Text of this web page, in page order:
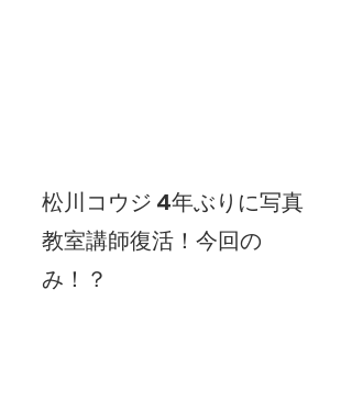
松川コウジ 4年ぶりに写真
教室講師復活！今回の
み！？